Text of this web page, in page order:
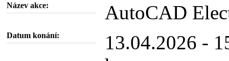
Název akce: AutoCAD
Datum konání:
13.04.2026 -